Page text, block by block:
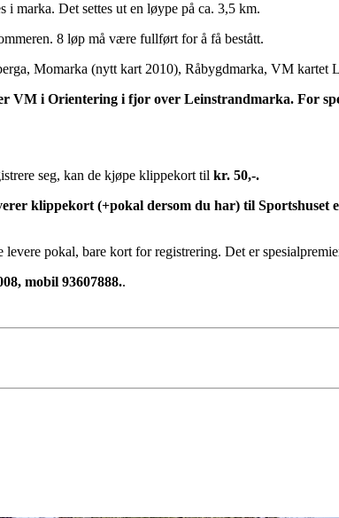
marka. Det settes ut en løype på ca. 3,5 km.
8 løp må være fullført for å få bestått.
Momarka (nytt kart 2010), Råbygdmarka, VM kartet
i Orientering i fjor over Leinstrandmarka. For
seg, kan de kjøpe klippekort til kr. 50,-.
klippekort (+pokal dersom du har) til Sportshuset
pokal, bare kort for registrering. Det er
mobil 93607888..